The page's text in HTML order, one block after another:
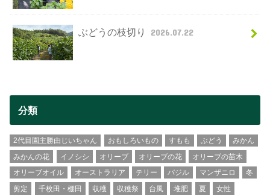
ぶどうの枝切り 2026.07.22
分類
2代目園主勝由じいちゃん おもしろいもの すもも ぶどう
みかん
みかんの花
イノシシ オリーブ オリーブの花
オリーブの苗木
オリーブオイル
オーストラリア テリー バジル マンザニロ
冬
剪定
千枚田・棚田 収穫 収穫祭 台風 堆肥 夏
女性